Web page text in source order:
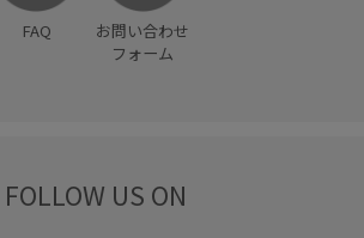
FAQ
お問い合わせ
フォーム
FOLLOW US ON